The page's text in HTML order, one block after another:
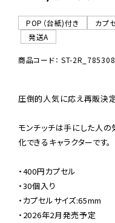
POP（台紙)付き
カプ
発送A
商品コード： ST-2R_785308
圧倒的人気に応え再販決定
モンチッチは手にした人
化できるキャラクターです。
・400円カプセル
・30個入り
・カプセルサイズ:65mm
・2026年2月発売予定